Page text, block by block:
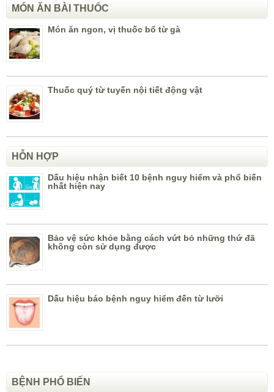
MÓN ĂN BÀI THUỐC
Món ăn ngon, vị thuốc bổ từ gà
Thuốc quý từ tuyến nội tiết động vật
HỖN HỢP
Dấu hiệu nhận biết 10 bệnh nguy hiểm và phổ biến
nhất hiện nay
Bảo vệ sức khỏe bằng cách vứt bỏ những thứ đã
không còn sử dụng được
Dấu hiệu báo bệnh nguy hiểm đến từ lưỡi
BỆNH PHỔ BIẾN